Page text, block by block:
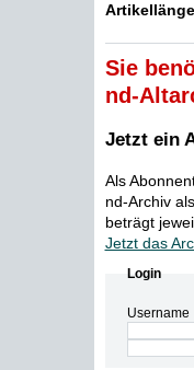
Sie
nd-
Jetzt ein
Als
nd-Archiv
beträgt
Jetzt das
Login
Username